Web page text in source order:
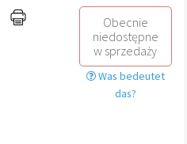
Obecnie
niedostępne
w sprzedaży
Was bedeutet
das?